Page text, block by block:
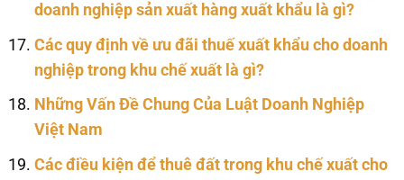
doanh nghiệp sản xuất hàng xuất khẩu là gì?
Các quy định về ưu đãi thuế xuất khẩu cho doanh
nghiệp trong khu chế xuất là gì?
Những Vấn Đề Chung Của Luật Doanh Nghiệp
Việt Nam
Các điều kiện để thuê đất trong khu chế xuất cho